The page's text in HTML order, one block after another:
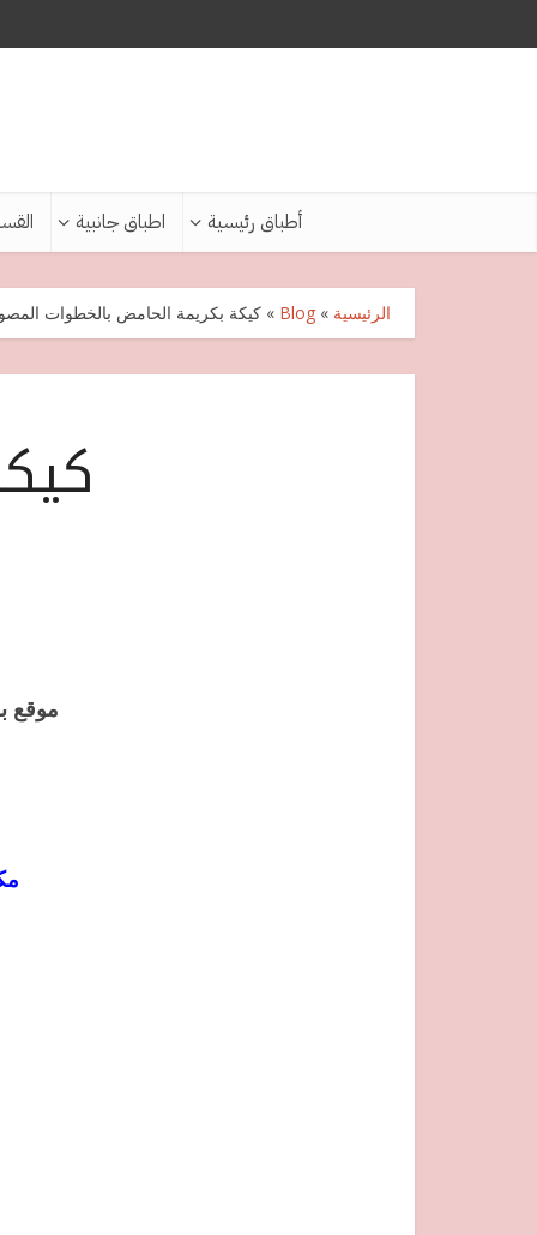
أطباق رئيسية اطباق جانبية
الرئيسية »
Blog
» كيكة بكريمة الحامض بالخطوات
موقع